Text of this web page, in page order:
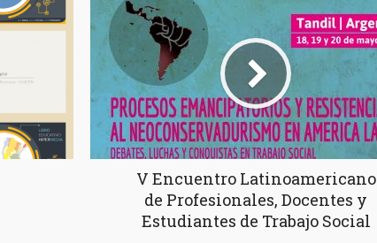
V Encuentro Latinoamericano
de Profesionales, Docentes y
Estudiantes de Trabajo Social